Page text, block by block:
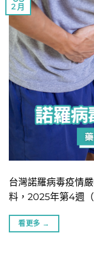
2 月
台灣諾羅病毒疫情
料，2025年第4週
看更多 →